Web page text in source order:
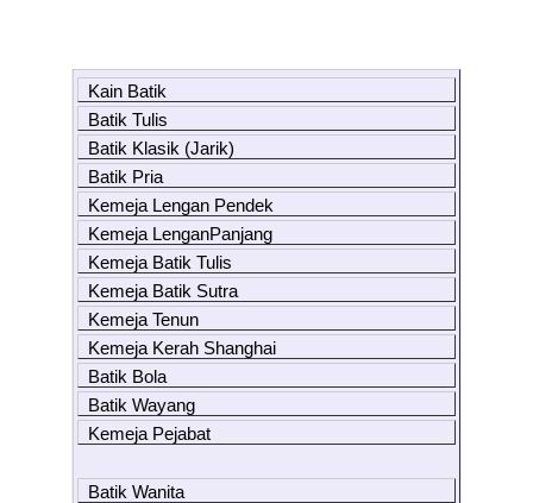
Kain Batik
Batik Tulis
Batik Klasik (Jarik)
Batik Pria
Kemeja Lengan Pendek
Kemeja LenganPanjang
Kemeja Batik Tulis
Kemeja Batik Sutra
Kemeja Tenun
Kemeja Kerah Shanghai
Batik Bola
Batik Wayang
Kemeja Pejabat
Batik Wanita